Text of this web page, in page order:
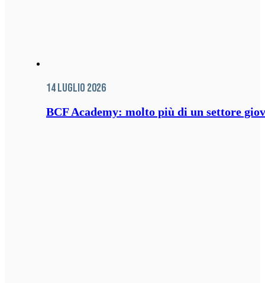
14 Luglio 2026
BCF Academy: molto più di un settore